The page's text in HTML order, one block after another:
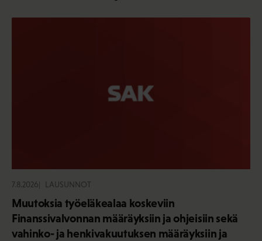
7.8.2026 LAUSUNNOT
Muutoksia työeläkealaa koskeviin
Finanssivalvonnan määräyksiin ja ohjeisiin sekä
vahinko- ja henkivakuutuksen määräyksiin ja